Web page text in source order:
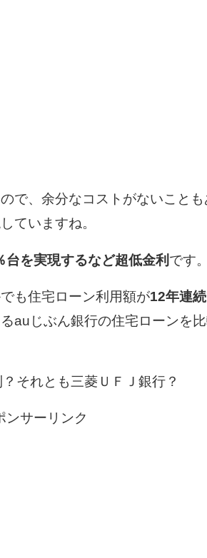
で、余分なコストがないこと
ていますね。
台を実現するなど超低金利 です。
も住宅ローン利用額が12年連
auじぶん銀行の住宅ローンを
それとも三菱ＵＦＪ銀行？
ンサーリンク